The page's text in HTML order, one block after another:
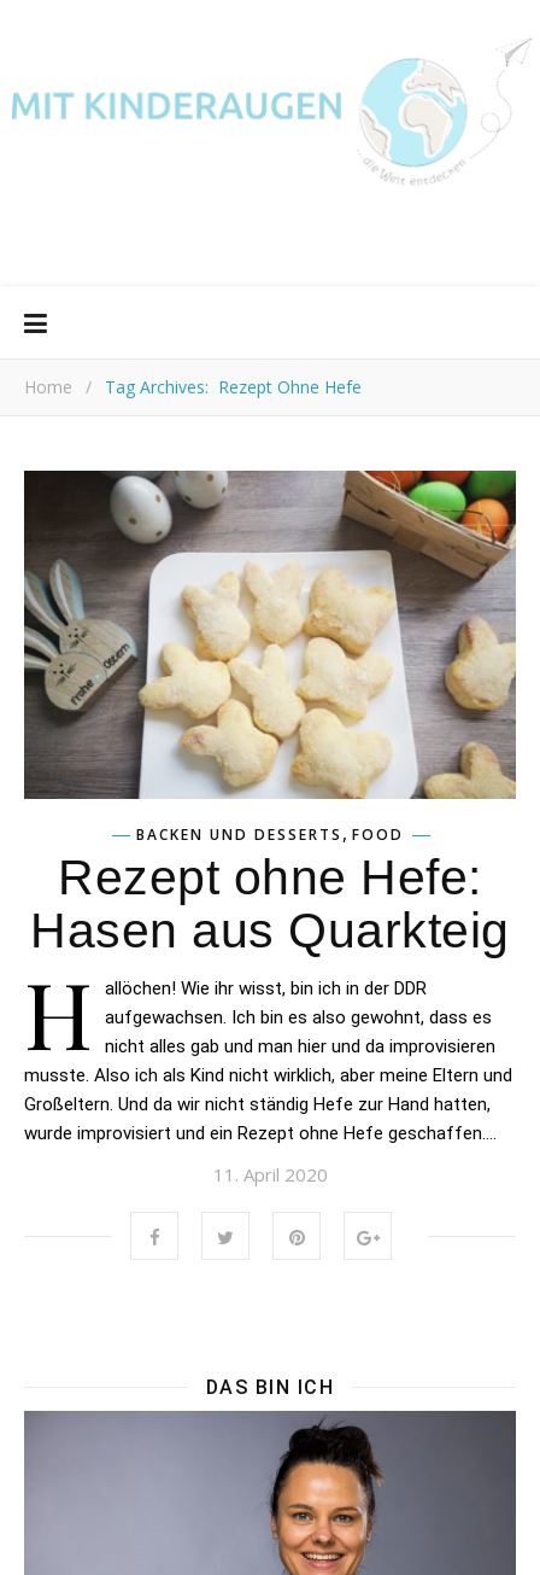
Home / Tag Archives: Rezept Ohne Hefe
BACKEN UND DESSERTS , FOOD
Rezept ohne Hefe:
Hasen aus Quarkteig
H
allöchen! Wie ihr wisst, bin ich in der DDR
aufgewachsen. Ich bin es also gewohnt, dass es
nicht alles gab und man hier und da improvisieren
musste. Also ich als Kind nicht wirklich, aber meine Eltern und
Großeltern. Und da wir nicht ständig Hefe zur Hand hatten,
wurde improvisiert und ein Rezept ohne Hefe geschaffen….
11. April 2020
DAS BIN ICH